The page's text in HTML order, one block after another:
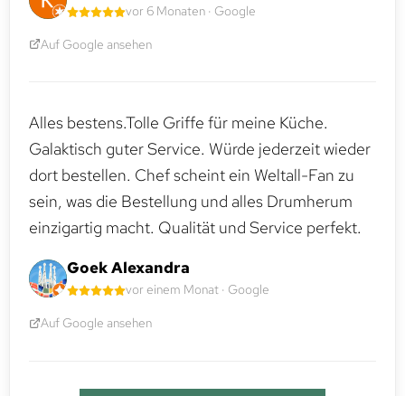
vor 6 Monaten · Google
Auf Google ansehen
Alles bestens.Tolle Griffe für meine Küche.
Galaktisch guter Service. Würde jederzeit wieder
dort bestellen. Chef scheint ein Weltall-Fan zu
sein, was die Bestellung und alles Drumherum
einzigartig macht. Qualität und Service perfekt.
Goek Alexandra
vor einem Monat · Google
Auf Google ansehen